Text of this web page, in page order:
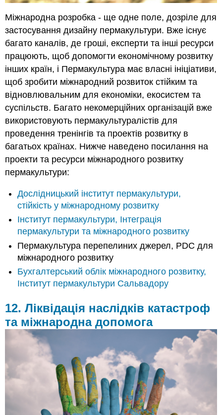
Міжнародна розробка - ще одне поле, дозріле для
застосування дизайну пермакультури. Вже існує
багато каналів, де гроші, експерти та інші ресурси
працюють, щоб допомогти економічному розвитку
інших країн, і Пермакультура має власні ініціативи,
щоб зробити міжнародний розвиток стійким та
відновлювальним для економіки, екосистем та
суспільств. Багато некомерційних організацій вже
використовують пермакультуралістів для
проведення тренінгів та проектів розвитку в
багатьох країнах. Нижче наведено посилання на
проекти та ресурси міжнародного розвитку
пермакультури:
Дослідницький інститут пермакультури,
стійкість у міжнародному розвитку
Інститут пермакультури, Інтеграція
пермакультури та міжнародного розвитку
Пермакультура перепелиних джерел, PDC для
міжнародного розвитку
Бухгалтерський облік міжнародного розвитку,
Інститут пермакультури Сальвадору
12. Ліквідація наслідків катастроф
та міжнародна допомога